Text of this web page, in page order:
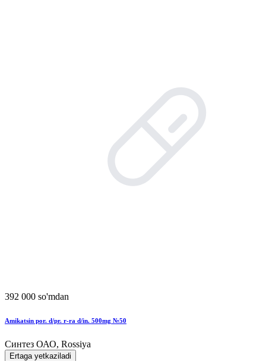
392 000 so'mdan
Amikatsin por. d/pr. r-ra d/in. 500mg №50
Синтез ОАО, Rossiya
Ertaga yetkaziladi